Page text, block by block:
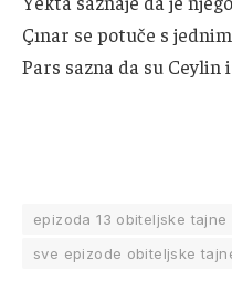
Çınar se potuče s
Pars sazna da su Ceylin i
epizoda 13 obiteljske tajne
sve epizode obiteljske